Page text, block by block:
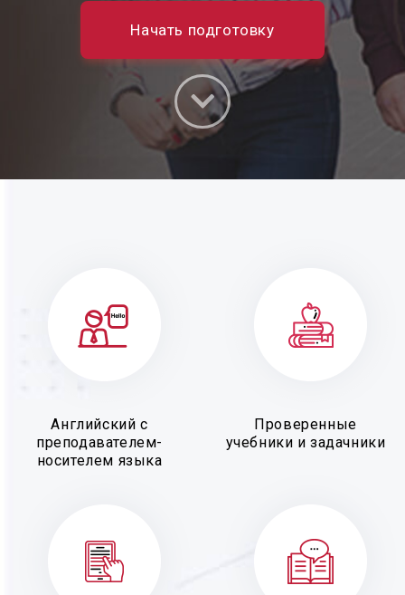
Начать подготовку
Английский с
преподавателем-
носителем языка
Проверенные
учебники и задачники